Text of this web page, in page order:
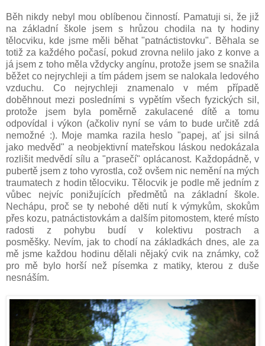
Běh nikdy nebyl mou oblíbenou činností. Pamatuji si, že již
na základní škole jsem s hrůzou chodila na ty hodiny
tělocviku, kde jsme měli běhat "patnáctistovku". Běhala se
totiž za každého počasí, pokud zrovna nelilo jako z konve a
já jsem z toho měla vždycky angínu, protože jsem se snažila
běžet co nejrychleji a tím pádem jsem se nalokala ledového
vzduchu. Co nejrychleji znamenalo v mém případě
doběhnout mezi posledními s vypětím všech fyzických sil,
protože jsem byla poměrně zakulacené dítě a tomu
odpovídal i výkon (ačkoliv nyní se vám to bude určitě zdá
nemožné :). Moje mamka razila heslo "papej, ať jsi silná
jako medvěd" a neobjektivní mateřskou láskou nedokázala
rozlišit medvědí sílu a "prasečí" oplácanost. Každopádně, v
pubertě jsem z toho vyrostla, což ovšem nic nemění na mých
traumatech z hodin tělocviku. Tělocvik je podle mě jedním z
vůbec nejvíc ponižujících předmětů na základní škole.
Nechápu, proč se ty nebohé děti nutí k výmykům, skokům
přes kozu, patnáctistovkám a dalším pitomostem, které místo
radosti z pohybu budí v kolektivu postrach a
posměšky. Nevím, jak to chodí na základkách dnes, ale za
mě jsme každou hodinu dělali nějaký cvik na známky, což
pro mě bylo horší než písemka z matiky, kterou z duše
nesnáším.